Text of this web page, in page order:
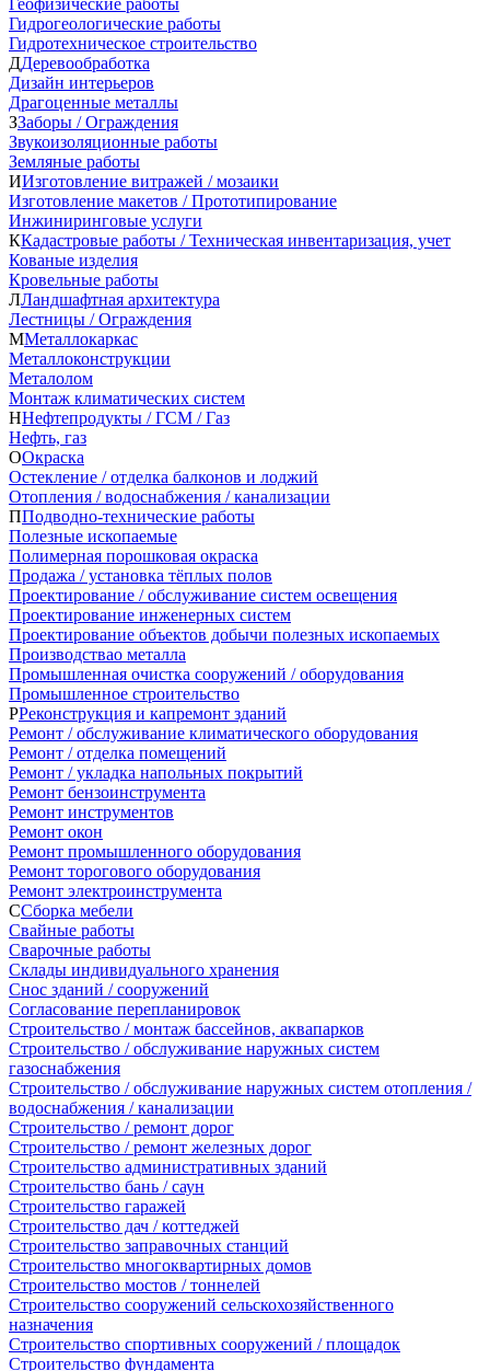
Гидрогеологические работы
Гидротехническое строительство
ДДеревообработка
Дизайн интерьеров
Драгоценные металлы
ЗЗаборы / Ограждения
Звукоизоляционные работы
Земляные работы
ИИзготовление витражей / мозаики
Изготовление макетов / Прототипирование
Инжиниринговые услуги
ККадастровые работы / Техническая инвентаризация, учет
Кованые изделия
Кровельные работы
ЛЛандшафтная архитектура
Лестницы / Ограждения
ММеталлокаркас
Металлоконструкции
Металолом
Монтаж климатических систем
ННефтепродукты / ГСМ / Газ
Нефть, газ
ООкраска
Остекление / отделка балконов и лоджий
Отопления / водоснабжения / канализации
ППодводно-технические работы
Полезные ископаемые
Полимерная порошковая окраска
Продажа / установка тёплых полов
Проектирование / обслуживание систем освещения
Проектирование инженерных систем
Проектирование объектов добычи полезных ископаемых
Производствао металла
Промышленная очистка сооружений / оборудования
Промышленное строительство
РРеконструкция и капремонт зданий
Ремонт / обслуживание климатического оборудования
Ремонт / отделка помещений
Ремонт / укладка напольных покрытий
Ремонт бензоинструмента
Ремонт инструментов
Ремонт окон
Ремонт промышленного оборудования
Ремонт торогового оборудования
Ремонт электроинструмента
ССборка мебели
Свайные работы
Сварочные работы
Склады индивидуального хранения
Снос зданий / сооружений
Согласование перепланировок
Строительство / монтаж бассейнов, аквапарков
Строительство / обслуживание наружных систем
газоснабжения
Строительство / обслуживание наружных систем отопления /
водоснабжения / канализации
Строительство / ремонт дорог
Строительство / ремонт железных дорог
Строительство административных зданий
Строительство бань / саун
Строительство гаражей
Строительство дач / коттеджей
Строительство заправочных станций
Строительство многоквартирных домов
Строительство мостов / тоннелей
Строительство сооружений сельскохозяйственного
назначения
Строительство спортивных сооружений / площадок
Строительство фундамента